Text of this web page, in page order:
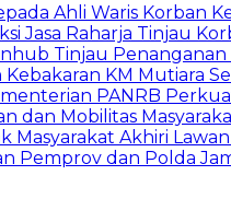
Ahli Waris Korban
Jasa Raharja Tinjau
Tinjau Penanganan
KM Mutiara
PANRB
Mobilitas
Masyarakat Akhiri
Pemprov dan Polda